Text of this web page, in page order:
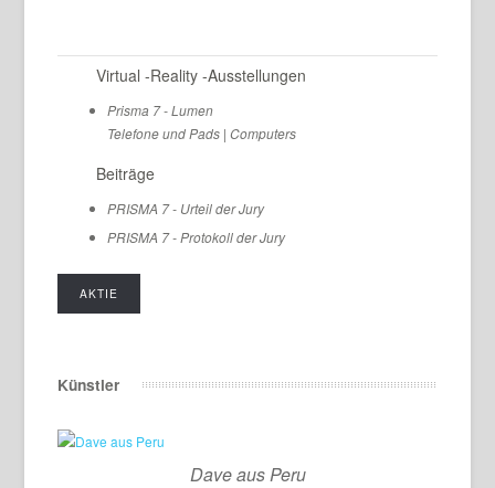
Virtual -Reality -Ausstellungen
Prisma 7 - Lumen
Telefone und Pads| Computers
Beiträge
PRISMA 7 - Urteil der Jury
PRISMA 7 - Protokoll der Jury
AKTIE
Künstler
Dave aus Peru